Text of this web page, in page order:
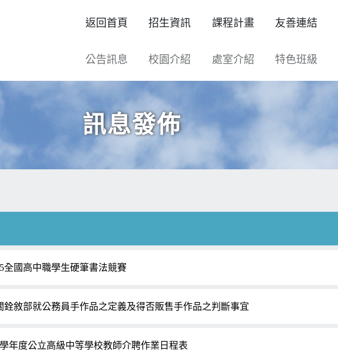
返回首頁 招生資訊 課程計畫 友善連結
公告訊息 校園介紹 處室介紹 特色班級
訊息發佈
全國高中職學生硬筆書法競賽
銓敘部就公務員手作品之定義及得否販售手作品之判斷事宜
年度公立高級中等學校教師介聘作業日程表